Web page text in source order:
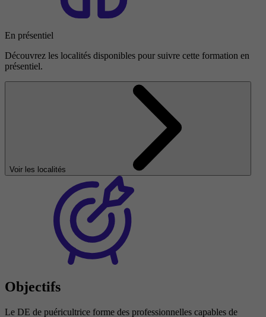
En présentiel
Découvrez les localités disponibles pour suivre cette formation en
présentiel.
Voir les localités
Objectifs
Le DE de puéricultrice forme des professionnelles capables de